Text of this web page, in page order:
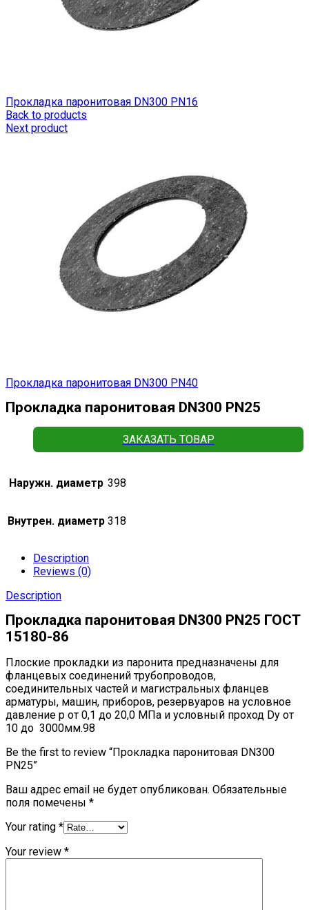
Прокладка паронитовая DN300 РN16
Back to products
Next product
Прокладка паронитовая DN300 РN40
Прокладка паронитовая DN300 РN25
ЗАКАЗАТЬ ТОВАР
Наружн. диаметр 398
Внутрен. диаметр 318
Description
Reviews (0)
Description
Прокладка паронитовая DN300 РN25 ГОСТ
15180-86
Плоские прокладки из паронита предна­значены для
фланцевых соединений трубопро­водов,
соединительных частей и магистраль­ных фланцев
арматуры, машин, приборов, резервуаров на условное
давление р от 0,1 до 20,0 МПа и условный проход Dу от
10 до 3000мм.98
Be the first to review “Прокладка паронитовая DN300
РN25”
Ваш адрес email не будет опубликован. Обязательные
поля помечены *
Your rating *
Your review *